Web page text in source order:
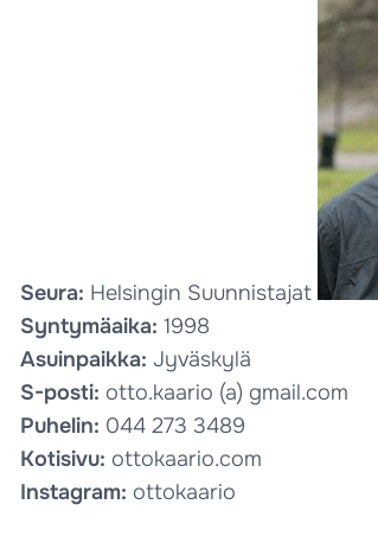
Seura: Helsingin Suunnistajat
Syntymäaika: 1998
Asuinpaikka: Jyväskylä
S-posti: otto.kaario (a) gmail.com
Puhelin: 044 273 3489
Kotisivu: ottokaario.com
Instagram: ottokaario